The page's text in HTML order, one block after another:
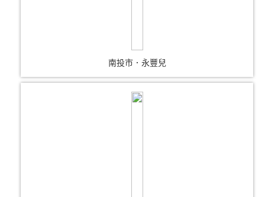
南投市．永豐兒